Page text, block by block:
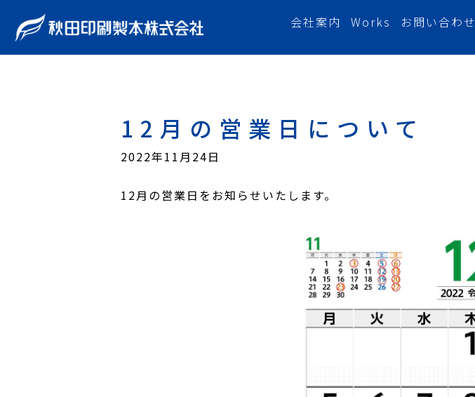
会社案内 Works お問い合わせ
12月の営業日について
2022年11月24日
12月の営業日をお知らせいたします。